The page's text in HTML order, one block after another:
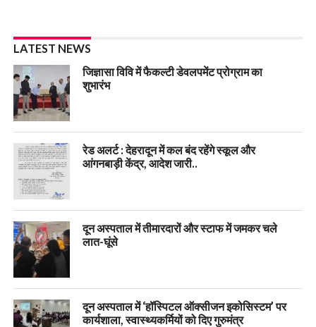
LATEST NEWS
जिज्ञासा विवि में फैकल्टी डेवलपमेंट प्रोग्राम का
शुभारंभ
रेड अलर्ट : देहरादून में कल बंद रहेंगे स्कूल और
आंगनबाड़ी केंद्र, आदेश जारी..
दून अस्पताल में तीमारदारों और स्टाफ में जमकर चले
लात-घूंसे
दून अस्पताल में ‘हॉस्पिटल ऑक्सीजन इकोसिस्टम’ पर
कार्यशाला, स्वास्थ्यकर्मियों को दिए गुरुमंत्र